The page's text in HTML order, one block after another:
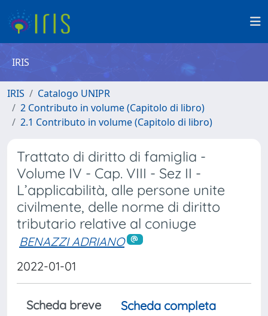
IRIS
IRIS
Catalogo UNIPR
2 Contributo in volume (Capitolo di libro)
2.1 Contributo in volume (Capitolo di libro)
Trattato di diritto di famiglia -
Volume IV - Cap. VIII - Sez II -
L’applicabilità, alle persone unite
civilmente, delle norme di diritto
tributario relative al coniuge
BENAZZI ADRIANO
2022-01-01
Scheda breve
Scheda completa